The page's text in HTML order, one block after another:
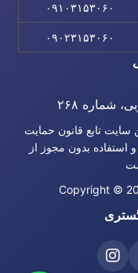
۰۹۱۰۳۱۵۳۰۶۰
۰۹۰۲۳۱۵۳۰۶۰
شماره ۲۶۸
سایت تابع قانون حمایت
استفاده بدون مجوز از
Copyright ©